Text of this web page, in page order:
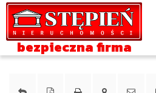
bezpieczna firma